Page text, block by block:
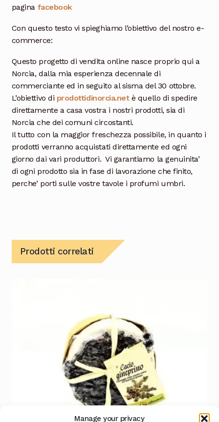
Manage your privacy
pagina facebook
Con questo testo vi spieghiamo l’obiettivo del nostro e-
commerce:
Questo progetto di vendita online nasce proprio qui a
Norcia, dalla mia esperienza decennale di
commerciante ed in seguito al sisma del 30 ottobre.
L’obiettivo di prodottidinorcia.netè quello di spedire
direttamente a casa vostra i nostri prodotti, sia di
Norcia che dei comuni circostanti.
Il tutto con la maggior freschezza possibile, in quanto i
prodotti verranno acquistati direttamente ed ogni
giorno dai vari produttori. Vi garantiamo la genuinita’
di ogni prodotto sia in fase di lavorazione che finito,
perche’ porti sulle vostre tavole i profumi umbri.
Prodotti correlati